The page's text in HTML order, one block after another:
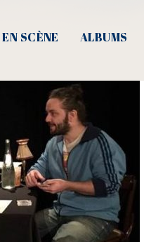
EN SCÈNE ALBUMS
ton vers